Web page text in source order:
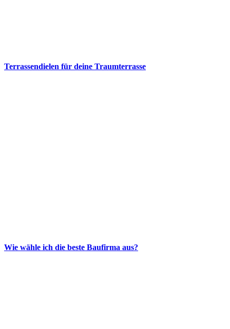
Terrassendielen für deine Traumterrasse
Wie wähle ich die beste Baufirma aus?